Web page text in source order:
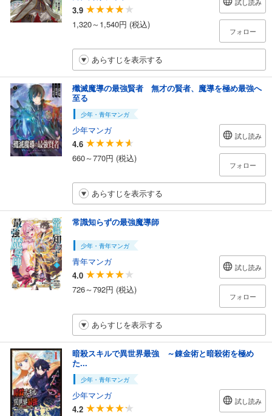
3.9
1,320～1,540円 (税込)
フォロー
あらすじを表示する
殲滅魔導の最強賢者 無才の賢者、魔導を極め最強へ
至る
少年・青年マンガ
少年マンガ
4.6
660～770円 (税込)
試し読み
フォロー
あらすじを表示する
常識知らずの最強魔導師
少年・青年マンガ
青年マンガ
4.0
726～792円 (税込)
試し読み
フォロー
あらすじを表示する
暗殺スキルで異世界最強 ～錬金術と暗殺術を極め
た...
少年・青年マンガ
少年マンガ
4.2
試し読み